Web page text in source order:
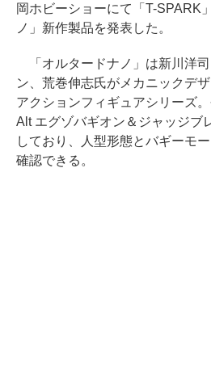
岡ホビーショーにて「T-SPARK
ノ」新作製品を発表した。
「オルタードナノ」は新川洋
ン、荒巻伸志氏がメカニックデ
アクションフィギュアシリーズ
Alt エグゾバギオン＆ジャッジブ
しており、人型形態とバギーモ
確認できる。